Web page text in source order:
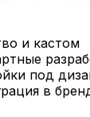
и кастом
под
в